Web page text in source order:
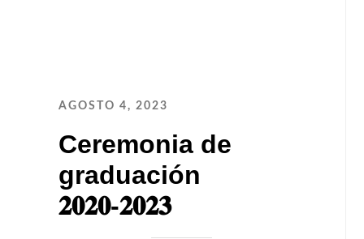
AGOSTO 4, 2023
Ceremonia de
graduación
𝟐𝟎𝟐𝟎-𝟐𝟎𝟐𝟑